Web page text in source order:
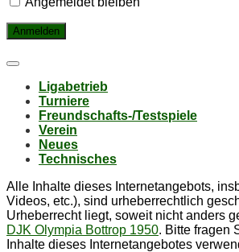
Li­ga­be­trieb
Tur­nie­re
Freund­schafts-/Test­spie­le
Ver­ein
Neu­es
Tech­ni­sches
Alle Inhalte dieses Internetangebots,
Videos, etc.), sind urheberrechtlich
Urheberrecht liegt, soweit nicht anders
DJK Olympia Bottrop 1950. Bitte fragen
Inhalte dieses Internetangebotes